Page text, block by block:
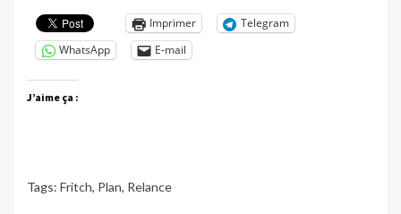
Imprimer
Telegram
WhatsApp
E-mail
J’aime ça :
Tags: Fritch, Plan, Relance